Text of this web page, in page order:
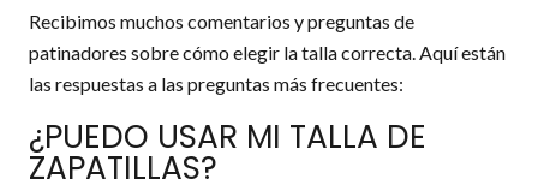
Recibimos muchos comentarios y preguntas de
patinadores sobre cómo elegir la talla correcta. Aquí están
las respuestas a las preguntas más frecuentes:
¿PUEDO USAR MI TALLA DE
ZAPATILLAS?